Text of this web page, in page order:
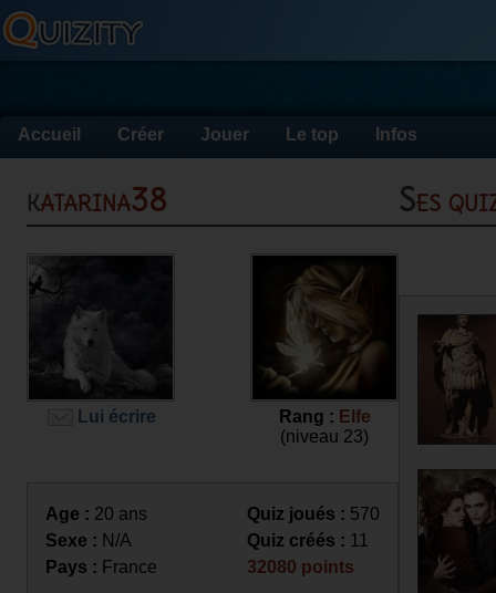
Accueil Créer Jouer Le top Infos
katarina38
Lui écrire Rang : Elfe
(niveau 23)
Age : 20 ans
Sexe : N/A
Pays : France
Quiz joués : 570
Quiz créés : 11
32080 points
Ses